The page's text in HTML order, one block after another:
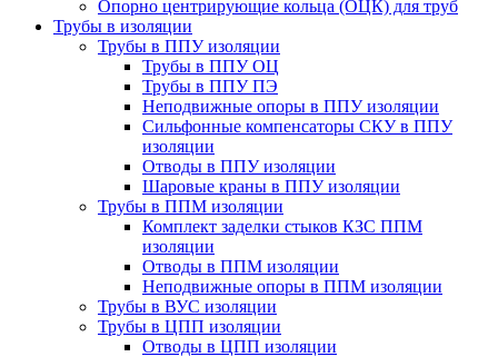
Опорно центрирующие кольца (ОЦК) для труб
Трубы в изоляции
Трубы в ППУ изоляции
Трубы в ППУ ОЦ
Трубы в ППУ ПЭ
Неподвижные опоры в ППУ изоляции
Сильфонные компенсаторы СКУ в ППУ
изоляции
Отводы в ППУ изоляции
Шаровые краны в ППУ изоляции
Трубы в ППМ изоляции
Комплект заделки стыков КЗС ППМ
изоляции
Отводы в ППМ изоляции
Неподвижные опоры в ППМ изоляции
Трубы в ВУС изоляции
Трубы в ЦПП изоляции
Отводы в ЦПП изоляции